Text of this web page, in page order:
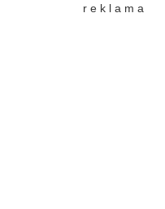
r e k l a m a